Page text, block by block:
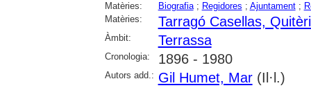
Matèries: Biografia; Regidores ; Ajuntament;
Matèries:
Tarragó Casellas,
Àmbit: Terrassa
Cronologia: 1896 - 1980
Autors add.: Gil Humet, Mar(Il·l.)